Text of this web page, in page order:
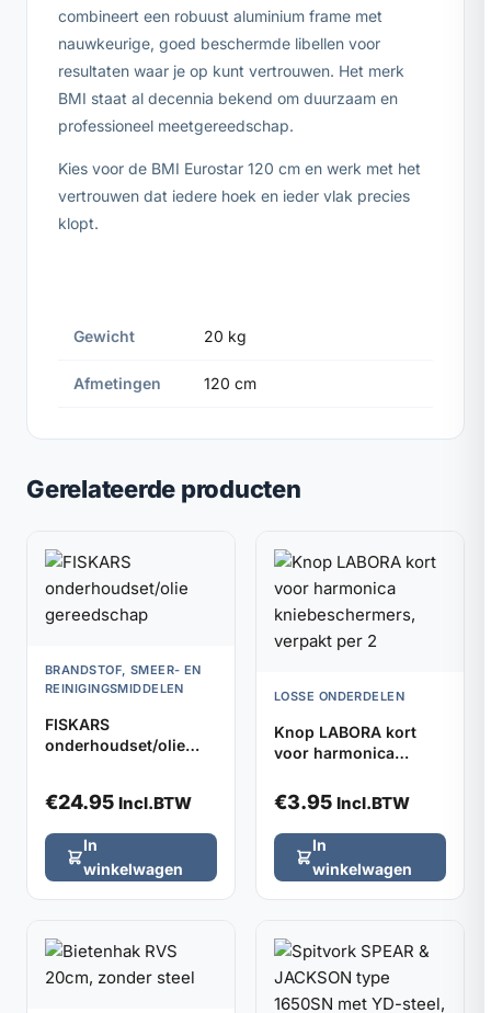
combineert een robuust aluminium frame met
nauwkeurige, goed beschermde libellen voor
resultaten waar je op kunt vertrouwen. Het merk
BMI staat al decennia bekend om duurzaam en
professioneel meetgereedschap.
Kies voor de BMI Eurostar 120 cm en werk met het
vertrouwen dat iedere hoek en ieder vlak precies
klopt.
Gewicht 20 kg
Afmetingen 120 cm
Gerelateerde producten
BRANDSTOF, SMEER- EN
REINIGINGSMIDDELEN
FISKARS
onderhoudset/olie
€24.95 Incl.BTW
In
winkelwagen
LOSSE ONDERDELEN
Knop LABORA kort
voor harmonica
verpakt per 2
€3.95 Incl.BTW
In
winkelwagen